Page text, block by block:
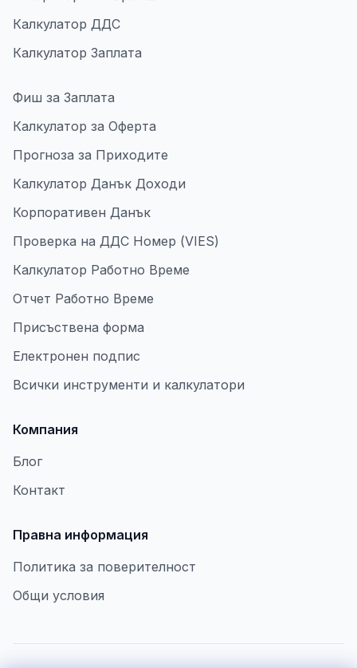
Калкулатор ДДС
Калкулатор Заплата
Фиш за Заплата
Калкулатор за Оферта
Прогноза за Приходите
Калкулатор Данък Доходи
Корпоративен Данък
Проверка на ДДС Номер (VIES)
Калкулатор Работно Време
Отчет Работно Време
Присъствена форма
Електронен подпис
Всички инструменти и калкулатори
Компания
Блог
Контакт
Правна информация
Политика за поверителност
Общи условия